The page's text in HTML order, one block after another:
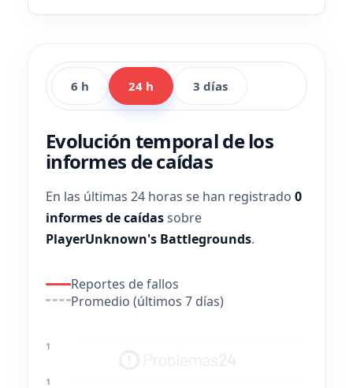
6 h 24 h 3 días
Evolución temporal de los
informes de caídas
En las últimas 24 horas se han registrado 0
informes de caídassobre
PlayerUnknown's Battlegrounds.
Reportes de fallos
Promedio (últimos 7 días)
1
1